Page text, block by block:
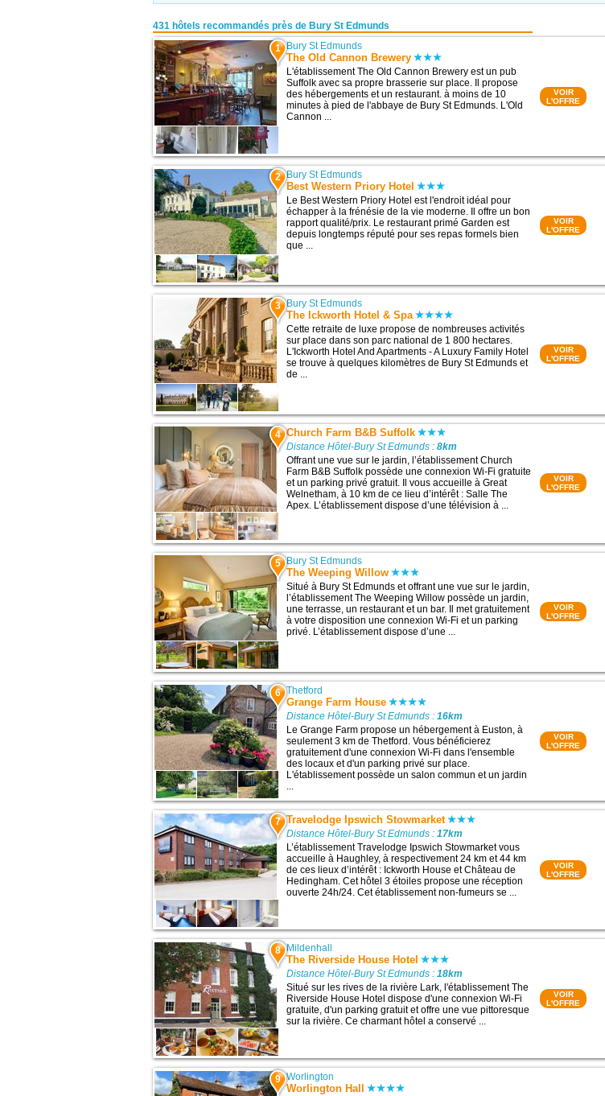
431 hôtels recommandés près de Bury St Edmunds
1 Bury St Edmunds
The Old Cannon Brewery
L'établissement The Old Cannon Brewery est un pub
Suffolk avec sa propre brasserie sur place. Il propose
des hébergements et un restaurant. à moins de 10
minutes à pied de l'abbaye de Bury St Edmunds. L'Old
Cannon ...
VOIR
L'OFFRE
2 Bury St Edmunds
Best Western Priory Hotel
Le Best Western Priory Hotel est l'endroit idéal pour
échapper à la frénésie de la vie moderne. Il offre un bon
rapport qualité/prix. Le restaurant primé Garden est
depuis longtemps réputé pour ses repas formels bien
que ...
VOIR
L'OFFRE
3 Bury St Edmunds
The Ickworth Hotel & Spa
Cette retraite de luxe propose de nombreuses activités
sur place dans son parc national de 1 800 hectares.
L'Ickworth Hotel And Apartments - A Luxury Family Hotel
se trouve à quelques kilomètres de Bury St Edmunds et
de ...
VOIR
L'OFFRE
4 Church Farm B&B Suffolk
Distance Hôtel-Bury St Edmunds :8km
Offrant une vue sur le jardin, l’établissement Church
Farm B&B Suffolk possède une connexion Wi-Fi gratuite
et un parking privé gratuit. Il vous accueille à Great
Welnetham, à 10 km de ce lieu d’intérêt : Salle The
Apex. L’établissement dispose d’une télévision à ...
VOIR
L'OFFRE
5 Bury St Edmunds
The Weeping Willow
Situé à Bury St Edmunds et offrant une vue sur le jardin,
l’établissement The Weeping Willow possède un jardin,
une terrasse, un restaurant et un bar. Il met gratuitement
à votre disposition une connexion Wi-Fi et un parking
privé. L’établissement dispose d’une ...
VOIR
L'OFFRE
6 Thetford
Grange Farm House
Distance Hôtel-Bury St Edmunds :16km
Le Grange Farm propose un hébergement à Euston, à
seulement 3 km de Thetford. Vous bénéficierez
gratuitement d'une connexion Wi-Fi dans l'ensemble
des locaux et d'un parking privé sur place.
L'établissement possède un salon commun et un jardin
VOIR
L'OFFRE
7 Travelodge Ipswich Stowmarket
Distance Hôtel-Bury St Edmunds :17km
L’établissement Travelodge Ipswich Stowmarket vous
accueille à Haughley, à respectivement 24 km et 44 km
de ces lieux d’intérêt : Ickworth House et Château de
Hedingham. Cet hôtel 3 étoiles propose une réception
ouverte 24h/24. Cet établissement non-fumeurs se ...
VOIR
L'OFFRE
8 Mildenhall
The Riverside House Hotel
Distance Hôtel-Bury St Edmunds :18km
Situé sur les rives de la rivière Lark, l'établissement The
Riverside House Hotel dispose d'une connexion Wi-Fi
gratuite, d'un parking gratuit et offre une vue pittoresque
sur la rivière. Ce charmant hôtel a conservé ...
VOIR
L'OFFRE
9 Worlington
Worlington Hall